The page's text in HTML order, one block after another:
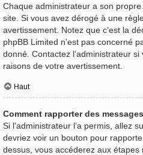
Chaque administrateur a son
site. Si vous avez dérogé à une
avertissement. Notez que c’est la
phpBB Limited n’est pas concerné
donné. Contactez l’administrateur
raisons de votre avertissement.
Haut
Comment rapporter des
Si l’administrateur l’a permis, allez
devriez voir un bouton pour
dessus, vous accéderez aux étapes